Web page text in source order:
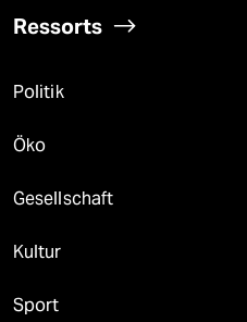
Ressorts
Politik
Öko
Gesellschaft
Kultur
Sport